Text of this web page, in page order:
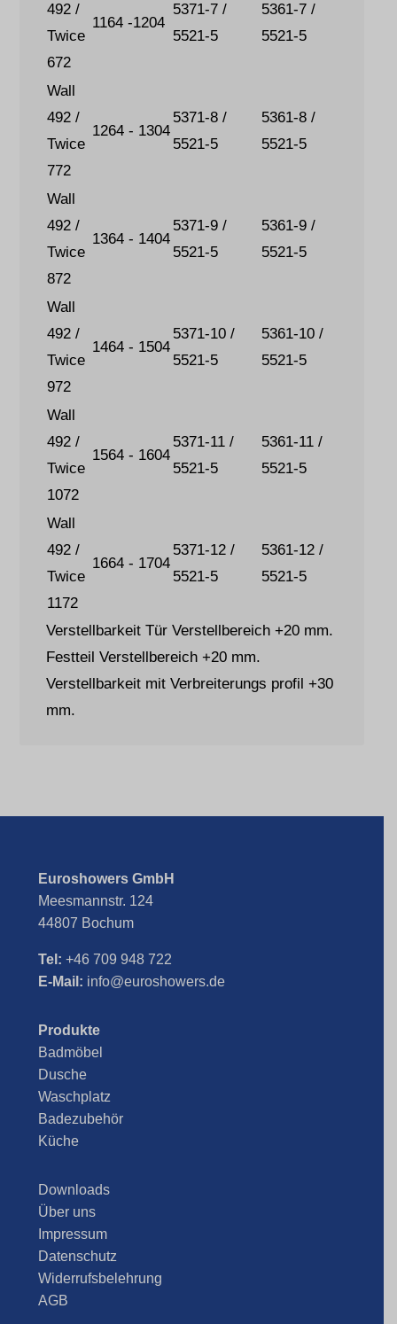
492 /
Twice
672
1164 -1204
5371-7 /
5521-5
5361-7 /
5521-5
Wall
492 /
Twice
772
1264 - 1304
5371-8 /
5521-5
5361-8 /
5521-5
Wall
492 /
Twice
872
1364 - 1404
5371-9 /
5521-5
5361-9 /
5521-5
Wall
492 /
Twice
972
1464 - 1504
5371-10 /
5521-5
5361-10 /
5521-5
Wall
492 /
Twice
1072
1564 - 1604
5371-11 /
5521-5
5361-11 /
5521-5
Wall
492 /
Twice
1172
1664 - 1704
5371-12 /
5521-5
5361-12 /
5521-5
Verstellbarkeit Tür Verstellbereich +20 mm.
Festteil Verstellbereich +20 mm.
Verstellbarkeit mit Verbreiterungs profil +30
mm.
Euroshowers GmbH
Meesmannstr. 124
44807 Bochum
Tel: +46 709 948 722
E-Mail: info@euroshowers.de
Produkte
Badmöbel
Dusche
Waschplatz
Badezubehör
Küche
Downloads
Über uns
Impressum
Datenschutz
Widerrufsbelehrung
AGB